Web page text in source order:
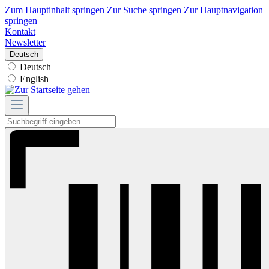
Zum Hauptinhalt springen Zur Suche springen Zur Hauptnavigation
springen
Kontakt
Newsletter
Deutsch
Deutsch
English